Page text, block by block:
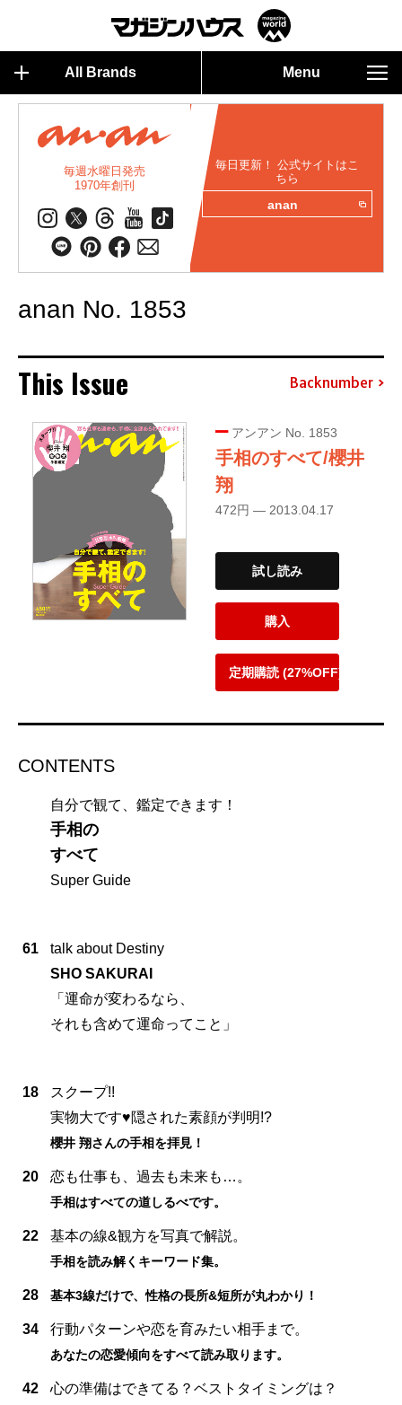
All Brands Menu
毎週水曜日発売
1970年創刊
毎日更新！ 公式サイトはこ
ちら
anan
anan No. 1853
This Issue Backnumber
アンアン No. 1853
手相のすべて/櫻井
翔
472円 — 2013.04.17
試し読み
購入
定期購読 (27%OFF)
CONTENTS
自分で観て、鑑定できます！
手相の
すべて
Super Guide
61
talk about Destiny
SHO SAKURAI
「運命が変わるなら、
それも含めて運命ってこと」
18
スクープ!!
実物大です♥隠された素顔が判明!?
櫻井 翔さんの手相を拝見！
20 恋も仕事も、過去も未来も…。
手相はすべての道しるべです。
22 基本の線&観方を写真で解説。
手相を読み解くキーワード集。
28 基本3線だけで、性格の長所&短所が丸わかり！
34 行動パターンや恋を育みたい相手まで。
あなたの恋愛傾向をすべて読み取ります。
42 心の準備はできてる？ベストタイミングは？